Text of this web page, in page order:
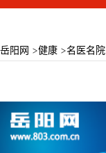
岳阳网 >健康 >名医名院